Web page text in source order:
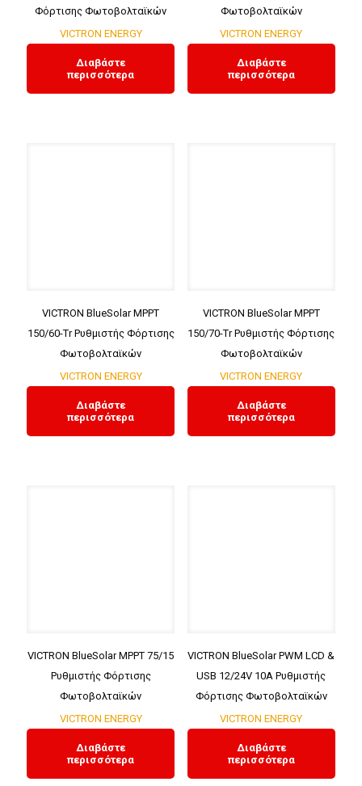
Φόρτισης Φωτοβολταϊκών
VICTRON ENERGY
Διαβάστε
περισσότερα
Φωτοβολταϊκών
VICTRON ENERGY
Διαβάστε
περισσότερα
VICTRON BlueSolar MPPT
150/60-Tr Ρυθμιστής Φόρτισης
Φωτοβολταϊκών
VICTRON ENERGY
Διαβάστε
περισσότερα
VICTRON BlueSolar MPPT
150/70-Tr Ρυθμιστής Φόρτισης
Φωτοβολταϊκών
VICTRON ENERGY
Διαβάστε
περισσότερα
VICTRON BlueSolar MPPT 75/15
Ρυθμιστής Φόρτισης
Φωτοβολταϊκών
VICTRON ENERGY
Διαβάστε
περισσότερα
VICTRON BlueSolar PWM LCD &
USB 12/24V 10A Ρυθμιστής
Φόρτισης Φωτοβολταϊκών
VICTRON ENERGY
Διαβάστε
περισσότερα